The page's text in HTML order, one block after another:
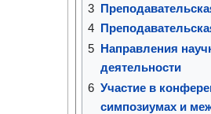
3
4
5 Направления
деятельности
6 Участие в
симпозиумах и